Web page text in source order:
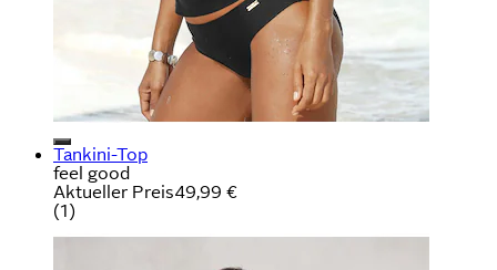
Tankini-Top
feel good
Aktueller Preis49,99 €
(1)